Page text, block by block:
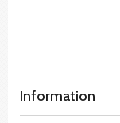
Information